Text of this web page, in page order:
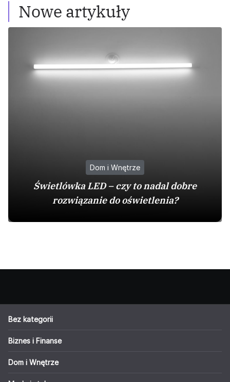
Nowe artykuły
Dom i Wnętrze
Świetlówka LED – czy to nadal dobre
rozwiązanie do oświetlenia?
Bez kategorii
Biznes i Finanse
Dom i Wnętrze